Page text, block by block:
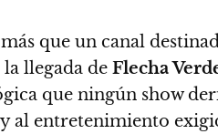
que un canal
llegada de Flecha
que ningún show
al entretenimiento